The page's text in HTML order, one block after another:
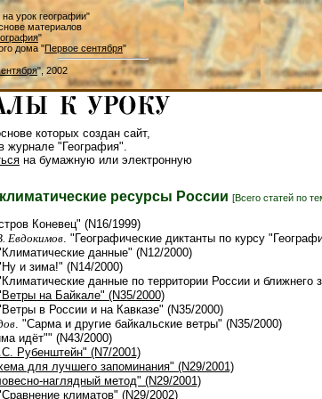
урок географии"
материалов
"
дома "Первое сентября"
", 2002
которых создан сайт,
журнале "География".
на бумажную или электронную
ресурсы России [Всего статей по
Коневец" (N16/1999)
Евдокимов . "Географические диктанты по курсу
"Климатические данные" (N12/2000)
"Ну и зима!" (N14/2000)
"Климатические данные по территории России и ближнего
"Ветры на Байкале" (N35/2000)
"Ветры в России и на Кавказе" (N35/2000)
. "Сарма и другие байкальские ветры" (N35/2000)
идёт"" (N43/2000)
Рубенштейн" (N7/2001)
для лучшего запоминания" (N29/2001)
наглядный метод" (N29/2001)
"Сравнение климатов" (N29/2002)